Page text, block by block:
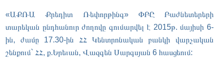
«ԱՔՌԱ Քրեդիտ Ռեփորթինգ» ՓԲԸ Բաժնետերերի
տարեկան ընդհանուր ժողովը գումարվել է 2015թ. մայիսի 6-
ին, ժամը 17.30-ին ՀՀ Կենտրոնական բանկի վարչական
շենքում` ՀՀ, ք.Երեւան, Վազգեն Սարգսյան 6 հասցեում: